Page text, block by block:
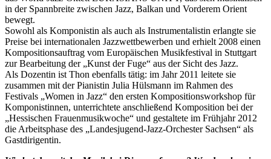
in der Spannbreite zwischen Jazz, Balkan und Vorderem Orient
bewegt.
Sowohl als Komponistin als auch als Instrumentalistin erlangte sie
Preise bei internationalen Jazzwettbewerben und erhielt 2008 einen
Kompositionsauftrag vom Europäischen Musikfestival in Stuttgart
zur Bearbeitung der „Kunst der Fuge“ aus der Sicht des Jazz.
Als Dozentin ist Thon ebenfalls tätig: im Jahr 2011 leitete sie
zusammen mit der Pianistin Julia Hülsmann im Rahmen des
Festivals „Women in Jazz“ den ersten Kompositionsworkshop für
Komponistinnen, unterrichtete anschließend Komposition bei der
„Hessischen Frauenmusikwoche“ und gestaltete im Frühjahr 2012
die Arbeitsphase des „Landesjugend-Jazz-Orchester Sachsen“ als
Gastdirigentin.